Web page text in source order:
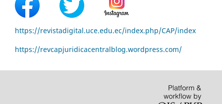
https://revistadigital.uce.edu.ec/index.php/CAP/index
https://revcapjuridicacentralblog.wordpress.com/